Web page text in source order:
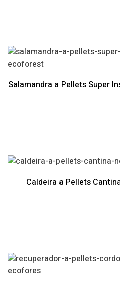
Salamandra a Pellets Super
Caldeira a Pellets